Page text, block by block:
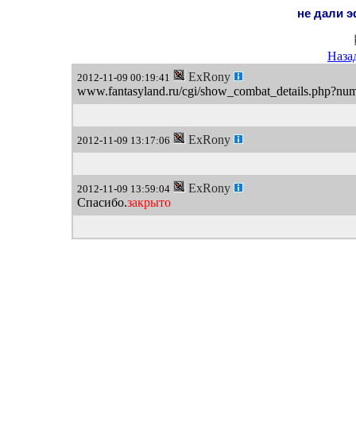
не дали
2012-11-09 00:19:41
ExRony
www.fantasyland.ru/cgi/
2012-11-09 13:17:06 ExRony
2012-11-09 13:59:04
ExRony
Спасибо.закрыто